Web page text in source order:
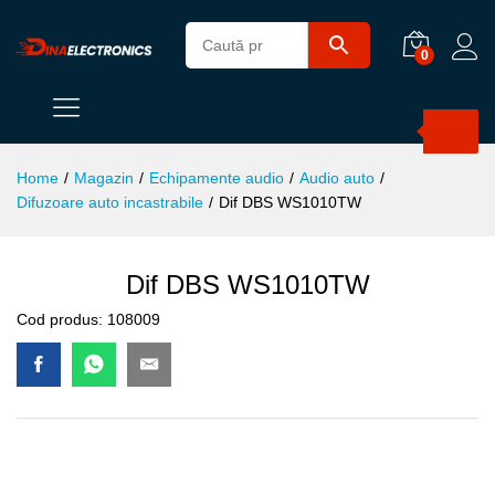
0
Home / Magazin / Echipamente audio / Audio auto /
Difuzoare auto incastrabile / Dif DBS WS1010TW
Dif DBS WS1010TW
Cod produs: 108009